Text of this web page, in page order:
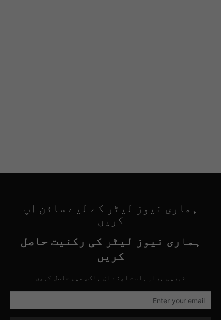
ہماری نیوز لیٹر کے لیے سائن اپ
کریں
ہماری نیوز لیٹر کی رکنیت حاصل
کریں
خبریں براہِ راست اپنے ان باکس میں حاصل کریں